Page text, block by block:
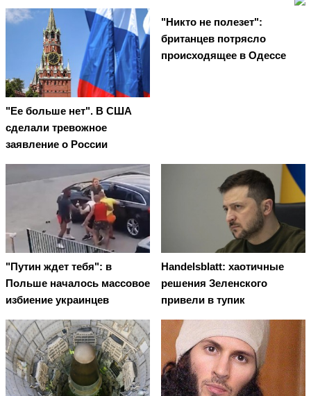
"Ее больше нет". В США
сделали тревожное
заявление о России
"Никто не полезет":
британцев потрясло
происходящее в Одессе
"Путин ждет тебя": в
Польше началось массовое
избиение украинцев
Handelsblatt: хаотичные
решения Зеленского
привели в тупик